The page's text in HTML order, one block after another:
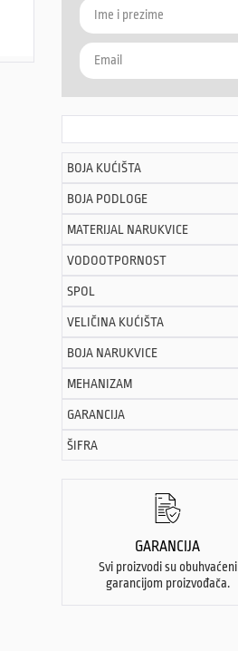
BOJA KUĆIŠTA
BOJA PODLOGE
MATERIJAL NARUKVICE
VODOOTPORNOST
SPOL
VELIČINA KUĆIŠTA
BOJA NARUKVICE
MEHANIZAM
GARANCIJA
ŠIFRA
GARANCIJA
Svi proizvodi su obuhvaćeni
garancijom proizvođača.